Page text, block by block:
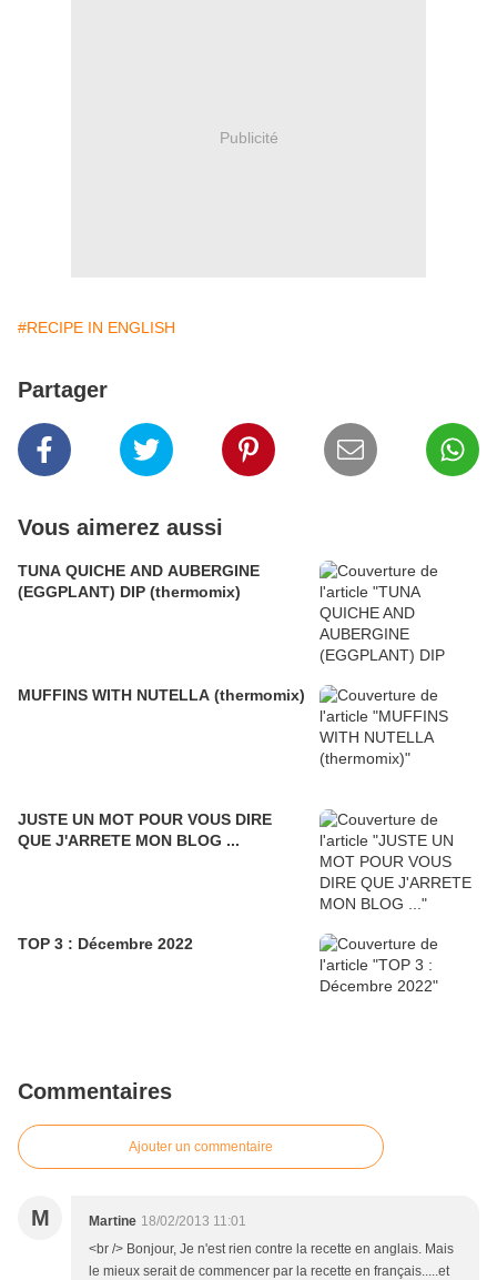
Publicité
#RECIPE IN ENGLISH
Partager
Vous aimerez aussi
TUNA QUICHE AND AUBERGINE
(EGGPLANT) DIP (thermomix)
MUFFINS WITH NUTELLA (thermomix)
JUSTE UN MOT POUR VOUS DIRE
QUE J'ARRETE MON BLOG ...
TOP 3 : Décembre 2022
Commentaires
Ajouter un commentaire
M Martine 18/02/2013 11:01
<br /> Bonjour, Je n'est rien contre la recette en anglais. Mais
le mieux serait de commencer par la recette en français.....et